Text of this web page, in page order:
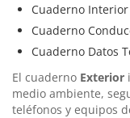
Cuaderno Interior
Cuaderno
Cuaderno Datos
El cuaderno Exterior
medio ambiente,
teléfonos y equipos